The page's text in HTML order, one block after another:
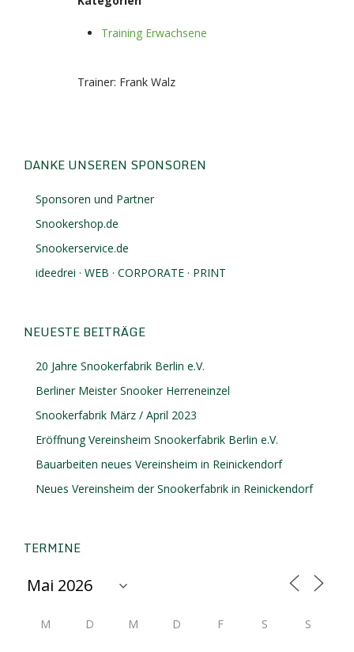
Training Erwachsene
Trainer: Frank Walz
DANKE UNSEREN SPONSOREN
Sponsoren und Partner
Snookershop.de
Snookerservice.de
ideedrei · WEB · CORPORATE · PRINT
NEUESTE BEITRÄGE
20 Jahre Snookerfabrik Berlin e.V.
Berliner Meister Snooker Herreneinzel
Snookerfabrik März / April 2023
Eröffnung Vereinsheim Snookerfabrik Berlin e.V.
Bauarbeiten neues Vereinsheim in Reinickendorf
Neues Vereinsheim der Snookerfabrik in Reinickendorf
TERMINE
M D M D F S S